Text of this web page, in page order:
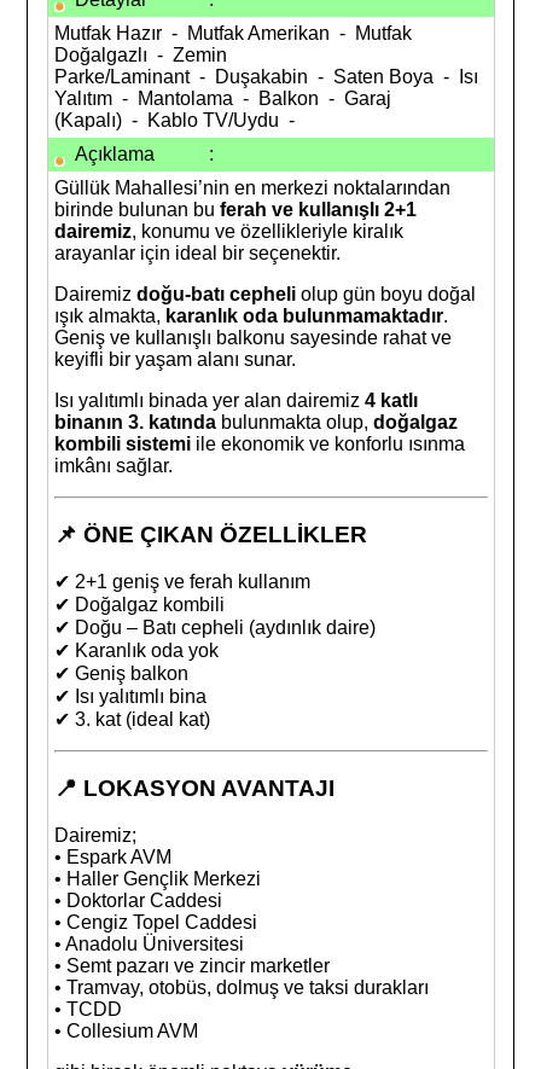
Mutfak Hazır - Mutfak Amerikan - Mutfak
Doğalgazlı - Zemin
Parke/Laminant - Duşakabin - Saten Boya - Isı
Yalıtım - Mantolama - Balkon - Garaj
(Kapalı) - Kablo TV/Uydu -
Açıklama
:
Güllük Mahallesi’nin en merkezi noktalarından
birinde bulunan bu ferah ve kullanışlı 2+1
dairemiz, konumu ve özellikleriyle kiralık
arayanlar için ideal bir seçenektir.
Dairemiz doğu-batı cepheliolup gün boyu doğal
ışık almakta, karanlık oda bulunmamaktadır.
Geniş ve kullanışlı balkonu sayesinde rahat ve
keyifli bir yaşam alanı sunar.
Isı yalıtımlı binada yer alan dairemiz 4 katlı
binanın 3. katındabulunmakta olup, doğalgaz
kombili sistemiile ekonomik ve konforlu ısınma
imkânı sağlar.
📌 ÖNE ÇIKAN ÖZELLİKLER
✔ 2+1 geniş ve ferah kullanım
✔ Doğalgaz kombili
✔ Doğu – Batı cepheli (aydınlık daire)
✔ Karanlık oda yok
✔ Geniş balkon
✔ Isı yalıtımlı bina
✔ 3. kat (ideal kat)
📍 LOKASYON AVANTAJI
Dairemiz;
• Espark AVM
• Haller Gençlik Merkezi
• Doktorlar Caddesi
• Cengiz Topel Caddesi
• Anadolu Üniversitesi
• Semt pazarı ve zincir marketler
• Tramvay, otobüs, dolmuş ve taksi durakları
• TCDD
• Collesium AVM